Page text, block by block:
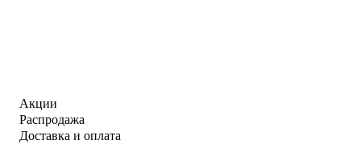
Акции
Распродажа
Доставка и оплата